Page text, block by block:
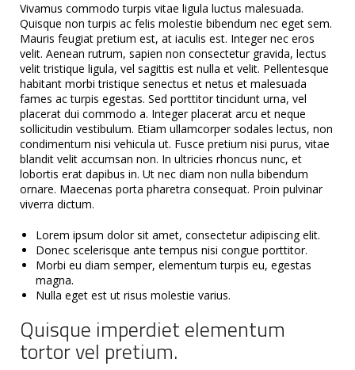
Vivamus commodo turpis vitae ligula luctus malesuada.
Quisque non turpis ac felis molestie bibendum nec eget sem.
Mauris feugiat pretium est, at iaculis est. Integer nec eros
velit. Aenean rutrum, sapien non consectetur gravida, lectus
velit tristique ligula, vel sagittis est nulla et velit. Pellentesque
habitant morbi tristique senectus et netus et malesuada
fames ac turpis egestas. Sed porttitor tincidunt urna, vel
placerat dui commodo a. Integer placerat arcu et neque
sollicitudin vestibulum. Etiam ullamcorper sodales lectus, non
condimentum nisi vehicula ut. Fusce pretium nisi purus, vitae
blandit velit accumsan non. In ultricies rhoncus nunc, et
lobortis erat dapibus in. Ut nec diam non nulla bibendum
ornare. Maecenas porta pharetra consequat. Proin pulvinar
viverra dictum.
Lorem ipsum dolor sit amet, consectetur adipiscing elit.
Donec scelerisque ante tempus nisi congue porttitor.
Morbi eu diam semper, elementum turpis eu, egestas
magna.
Nulla eget est ut risus molestie varius.
Quisque imperdiet elementum
tortor vel pretium.